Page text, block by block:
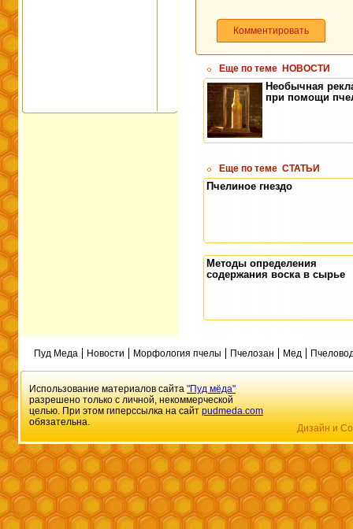
Комментировать
Еще по теме НОВОСТИ
Необычная
при помощи
Еще по теме СТАТЬИ
Пчелиное гнездо
Методы определения
содержания воска в сырье
Пуд Меда Новости Морфология пчелы Пчелозан Мед
Использование материалов сайта"Пуд мёда"
разрешено только с личной, некоммерческой
целью. При этом гиперссылка на сайтpudmeda.com
обязательна.
Дизайн и